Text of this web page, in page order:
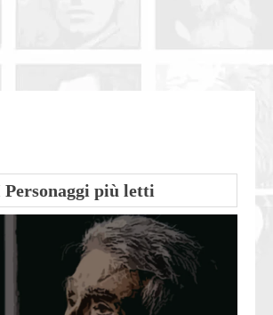
Personaggi più letti